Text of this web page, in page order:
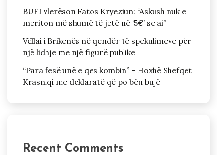
BUFI vlerëson Fatos Kryeziun: “Askush nuk e
meriton më shumë të jetë në ‘5€’ se ai”
Vëllai i Brikenës në qendër të spekulimeve për
një lidhje me një figurë publike
“Para fesë unë e qes kombin” – Hoxhë Shefqet
Krasniqi me deklaratë që po bën bujë
Recent Comments